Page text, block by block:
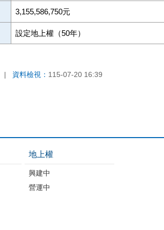
3,155,586,750元
設定地上權（50年）
資料檢視： 115-07-20 16:39
地上權
興建中
營運中